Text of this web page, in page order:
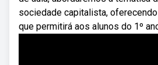
sociedade capitalista,
que permitirá aos alunos do 1º